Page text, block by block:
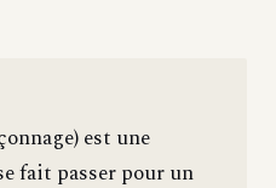
est une
fait passer pour un